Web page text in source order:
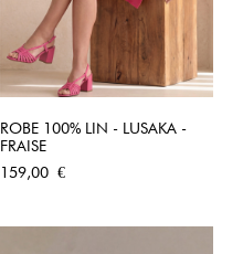
ROBE 100% LIN - LUSAKA -
FRAISE
Prix
159,00 €